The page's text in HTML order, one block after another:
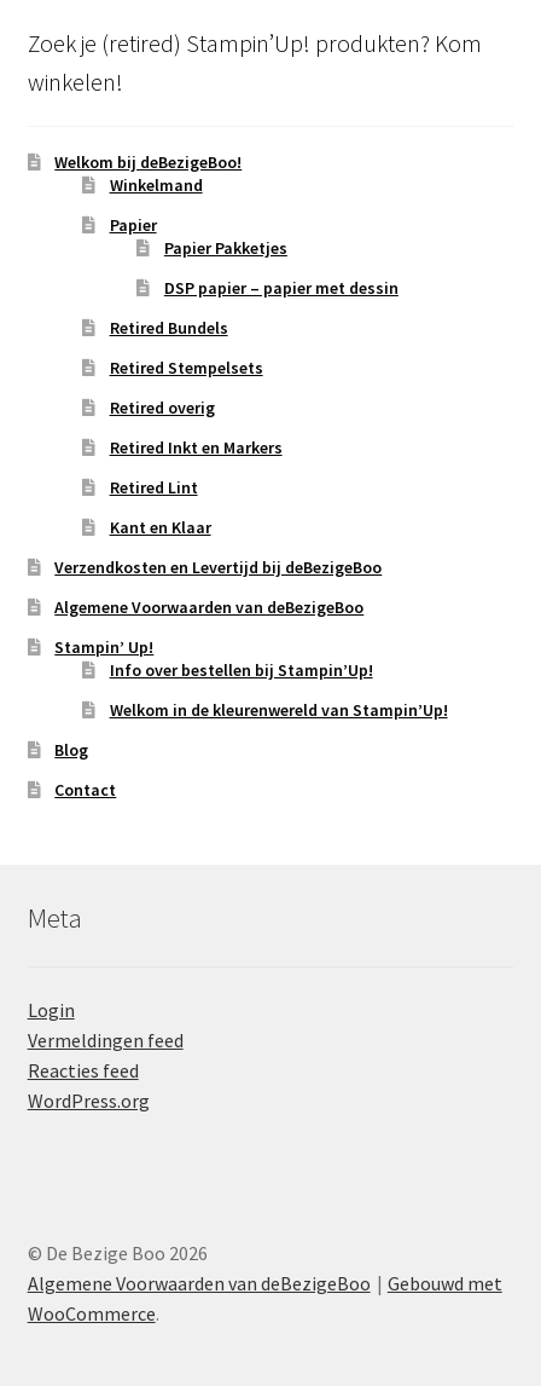
Zoek je (retired) Stampin’Up! produkten? Kom
winkelen!
Welkom bij deBezigeBoo!
Winkelmand
Papier
Papier Pakketjes
DSP papier – papier met dessin
Retired Bundels
Retired Stempelsets
Retired overig
Retired Inkt en Markers
Retired Lint
Kant en Klaar
Verzendkosten en Levertijd bij deBezigeBoo
Algemene Voorwaarden van deBezigeBoo
Stampin’ Up!
Info over bestellen bij Stampin’Up!
Welkom in de kleurenwereld van Stampin’Up!
Blog
Contact
Meta
Login
Vermeldingen feed
Reacties feed
WordPress.org
© De Bezige Boo 2026
Algemene Voorwaarden van deBezigeBoo
Gebouwd met
WooCommerce.